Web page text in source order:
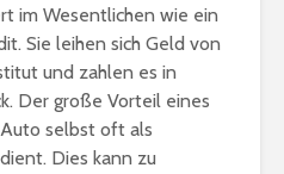
im Wesentlichen wie ein
Sie leihen sich Geld von
und zahlen es in
Der große Vorteil eines
selbst oft als
Dies kann zu